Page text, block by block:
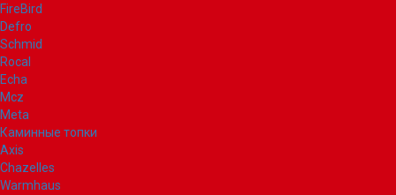
FireBird
Defro
Schmid
Rocal
Echa
Mcz
Meta
Каминные топки
Axis
Chazelles
Warmhaus